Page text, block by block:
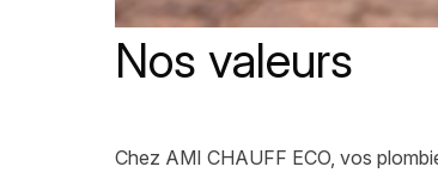
Nos valeurs
Chez AMI CHAUFF ECO, vos